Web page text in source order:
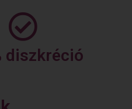
diszkréció